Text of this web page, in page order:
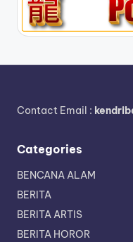
Contact Email :
Categories
BENCANA ALAM
BERITA
BERITA ARTIS
BERITA HOROR